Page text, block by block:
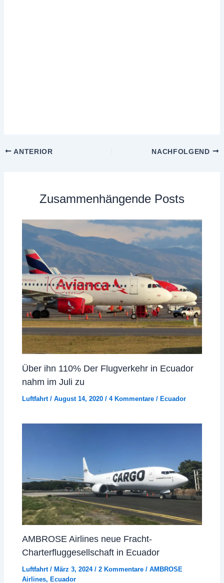
ANTERIOR NACHFOLGEND
Zusammenhängende Posts
Über ihn 110% Der Flugverkehr in Ecuador
nahm im Juli zu
Luftfahrt/August 14, 2020/4 Kommentare / Ecuador
AMBROSE Airlines neue Fracht-
Charterfluggesellschaft in Ecuador
Luftfahrt/ März 3, 2024/2 Kommentare /AMBROSE
Airlines, Ecuador